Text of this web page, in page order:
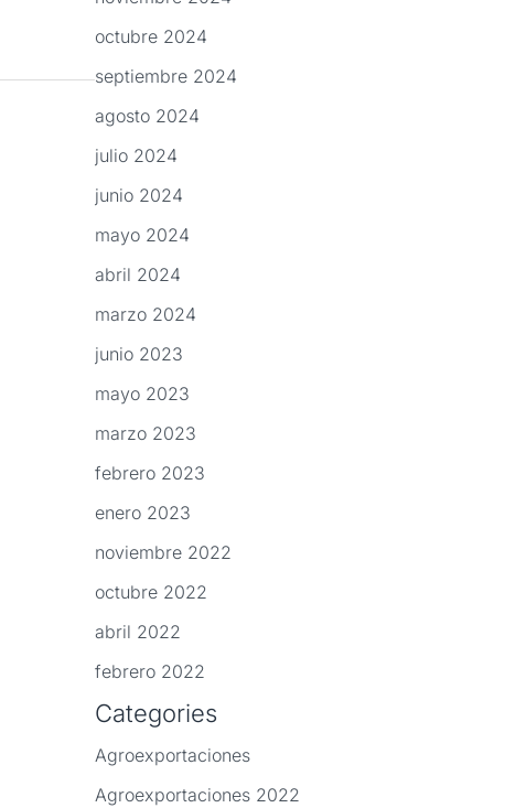
octubre 2024
septiembre 2024
agosto 2024
julio 2024
junio 2024
mayo 2024
abril 2024
marzo 2024
junio 2023
mayo 2023
marzo 2023
febrero 2023
enero 2023
noviembre 2022
octubre 2022
abril 2022
febrero 2022
Categories
Agroexportaciones
Agroexportaciones 2022